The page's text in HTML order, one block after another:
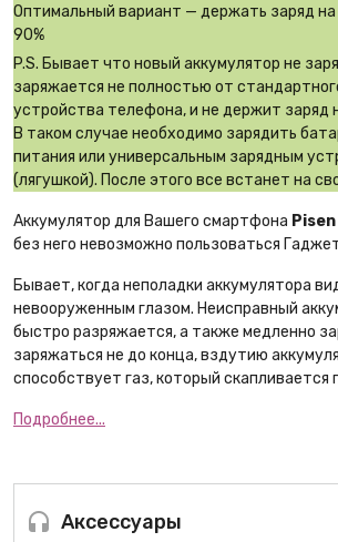
Аксессуары
Оптимальный вариант — держать заряд
90%
P.S. Бывает что новый аккумулятор не
заряжается не полностью от
устройства телефона, и не держит заряд
В таком случае необходимо зарядить
питания или универсальным зарядным
(лягушкой). После этого все встанет на
Аккумулятор для Вашего смартфона Pisen
без него невозможно пользоваться
Бывает, когда неполадки аккумулятора
невооруженным глазом. Неисправный
быстро разряжается, а также медленно
заряжаться не до конца, вздутию
способствует газ, который скапливается
Подробнее...